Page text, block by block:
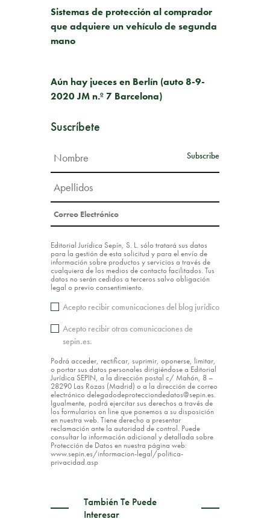
Sistemas de protección al comprador
que adquiere un vehículo de segunda
mano
Aún hay jueces en Berlín (auto 8-9-
2020 JM n.º 7 Barcelona)
Suscríbete
Editorial Jurídica Sepín, S. L. sólo tratará sus datos
para la gestión de esta solicitud y para el envío de
información sobre productos y servicios a través de
cualquiera de los medios de contacto facilitados. Tus
datos no serán cedidos a terceros salvo obligación
legal o previo consentimiento.
Acepto recibir comunicaciones del blog jurídico
Acepto recibir otras comunicaciones de
sepin.es.
Podrá acceder, rectificar, suprimir, oponerse, limitar,
o portar sus datos personales dirigiéndose a Editorial
Jurídica SEPIN, a la dirección postal c/ Mahón, 8 –
28290 Las Rozas (Madrid) o a la dirección de correo
electrónico delegadodeprotecciondedatos@sepin.es.
Igualmente, podrá ejercitar sus derechos a través de
los formularios on line que ponemos a su disposición
en nuestra web. Tiene derecho a presentar
reclamación ante la autoridad de control. Puede
consultar la información adicional y detallada sobre
Protección de Datos en nuestra página web:
www.sepin.es/informacion-legal/politica-
privacidad.asp
También Te Puede
Interesar